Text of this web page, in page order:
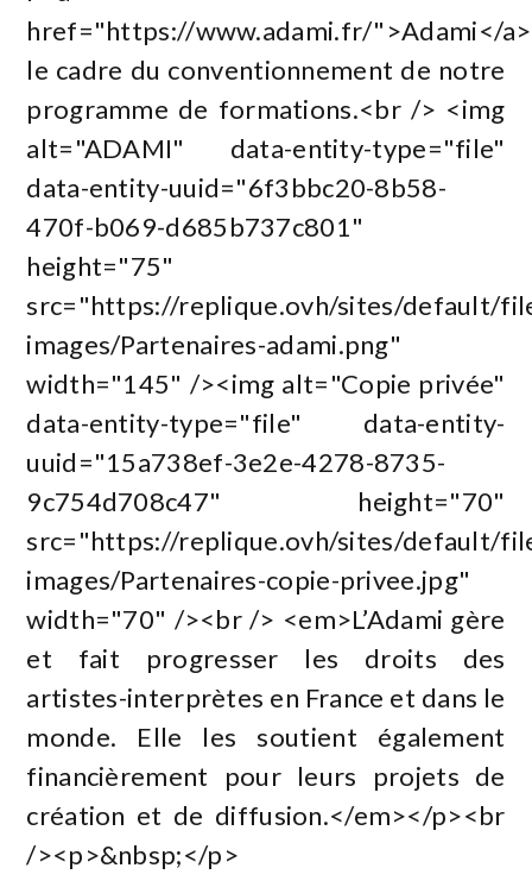
href="https://www.adami.fr/">Adami</
le cadre du conventionnement de notre
programme de formations.<br /> <img
alt="ADAMI" data-entity-type="file"
data-entity-uuid="6f3bbc20-8b58-
470f-b069-d685b737c801"
height="75"
src="https://replique.ovh/sites/default/
images/Partenaires-adami.png"
width="145" /><img alt="Copie privée"
data-entity-type="file" data-entity-
uuid="15a738ef-3e2e-4278-8735-
9c754d708c47" height="70"
src="https://replique.ovh/sites/default/
images/Partenaires-copie-privee.jpg"
width="70" /><br /> <em>L’Adami gère
et fait progresser les droits des
artistes-interprètes en France et dans le
monde. Elle les soutient également
financièrement pour leurs projets de
création et de diffusion.</em></p><br
/><p>&nbsp;</p>